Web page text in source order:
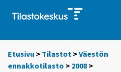
Etusivu > Tilastot >Väestön
ennakkotilasto > 2008 >